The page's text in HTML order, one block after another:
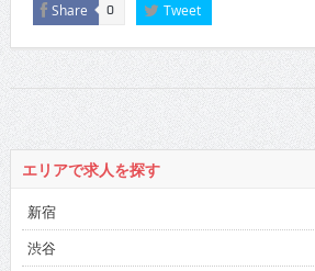
Share 0 Tweet
エリアで求人を探す
新宿
渋谷